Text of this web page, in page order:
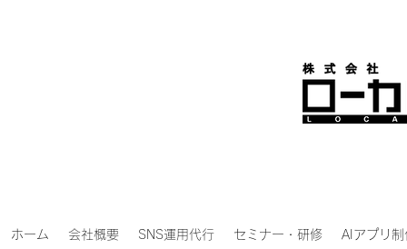
ホーム 会社概要 SNS運用代行 セミナー・研修 AIアプリ制